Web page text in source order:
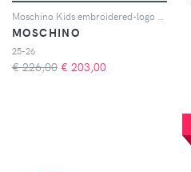
MOSCHINO
25-26
€ 226,00 € 203,00